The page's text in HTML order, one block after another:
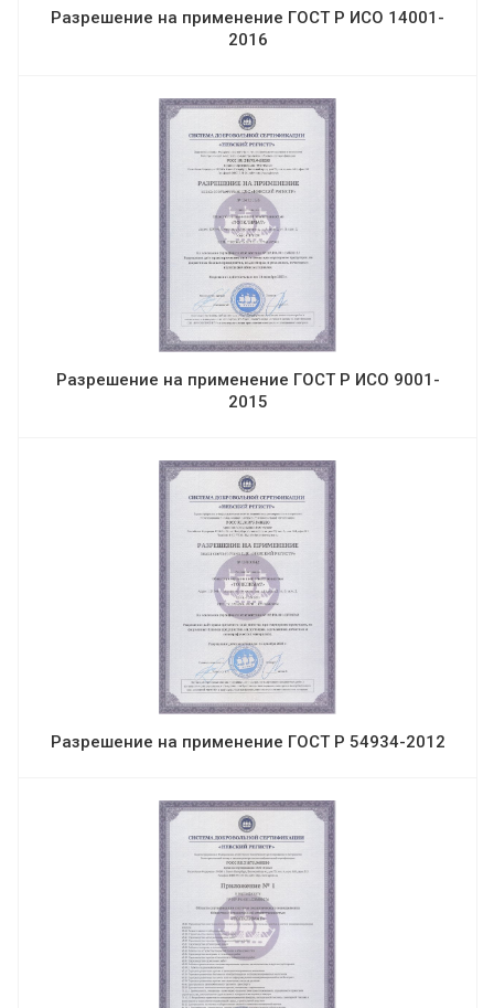
Разрешение на применение ГОСТ Р ИСО 14001-
2016
Разрешение на применение ГОСТ Р ИСО 9001-
2015
Разрешение на применение ГОСТ Р 54934-2012